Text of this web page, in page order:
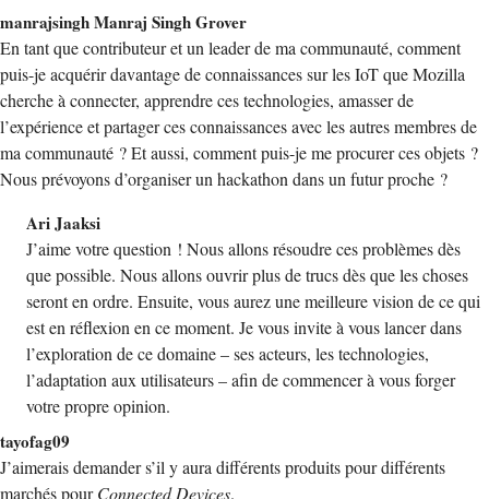
manrajsingh Manraj Singh Grover
En tant que contributeur et un leader de ma communauté, comment
puis-je acquérir davantage de connaissances sur les IoT que Mozilla
cherche à connecter, apprendre ces technologies, amasser de
l’expérience et partager ces connaissances avec les autres membres de
ma communauté ? Et aussi, comment puis-je me procurer ces objets ?
Nous prévoyons d’organiser un hackathon dans un futur proche ?
Ari Jaaksi
J’aime votre question ! Nous allons résoudre ces problèmes dès
que possible. Nous allons ouvrir plus de trucs dès que les choses
seront en ordre. Ensuite, vous aurez une meilleure vision de ce qui
est en réflexion en ce moment. Je vous invite à vous lancer dans
l’exploration de ce domaine – ses acteurs, les technologies,
l’adaptation aux utilisateurs – afin de commencer à vous forger
votre propre opinion.
tayofag09
J’aimerais demander s’il y aura différents produits pour différents
marchés pourConnected Devices.